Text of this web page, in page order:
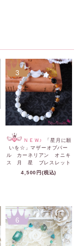
3
ＮＥＷ♪
「星月に願
いを☆」マザーオブパー
ル カーネリアン オニキ
ス 月 星 ブレスレット
4,500円(税込)
6